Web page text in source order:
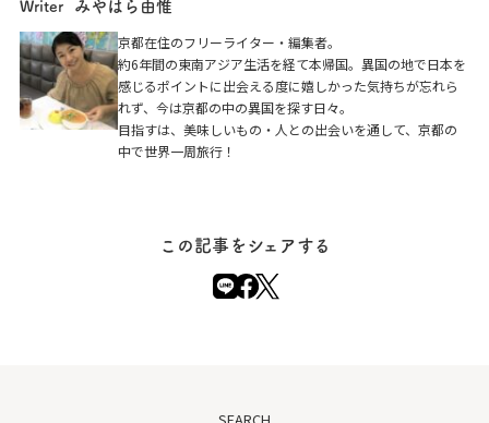
Writer みやはら由惟
京都在住のフリーライター・編集者。
約6年間の東南アジア生活を経て本帰国。異国の地で日本を
感じるポイントに出会える度に嬉しかった気持ちが忘れら
れず、今は京都の中の異国を探す日々。
目指すは、美味しいもの・人との出会いを通して、京都の
中で世界一周旅行！
この記事をシェアする
SEARCH